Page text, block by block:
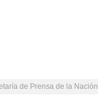
de Prensa de la Nación